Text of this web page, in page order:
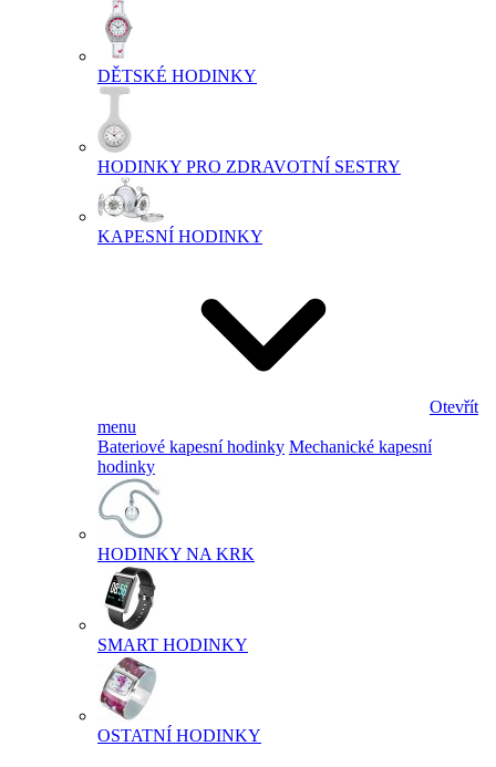
DĚTSKÉ HODINKY
HODINKY PRO ZDRAVOTNÍ SESTRY
KAPESNÍ HODINKY
Otevřít
menu
Bateriové kapesní hodinky Mechanické kapesní
hodinky
HODINKY NA KRK
SMART HODINKY
OSTATNÍ HODINKY